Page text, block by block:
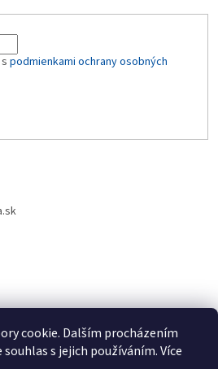
cookie. Dalším procházením
s jejich používáním. Více
podmienkami ochrany osobných